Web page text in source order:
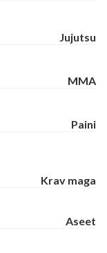
Jujutsu
MMA
Paini
Krav maga
Aseet